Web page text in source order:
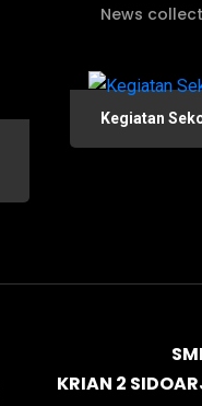
News
Kegiatan
KRIAN 2